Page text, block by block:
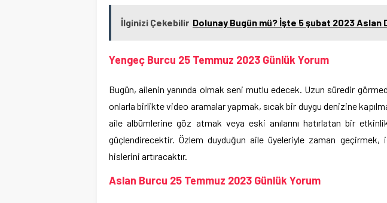
İlginizi Çekebilir Dolunay Bugün mü? İşte 5 şubat 2023 Aslan
Yengeç Burcu 25 Temmuz 2023 Günlük Yorum
Bugün, ailenin yanında olmak seni mutlu edecek. Uzun süredir
onlarla birlikte video aramalar yapmak, sıcak bir duygu denizine
aile albümlerine göz atmak veya eski anılarını hatırlatan bir
güçlendirecektir. Özlem duyduğun aile üyeleriyle zaman
hislerini artıracaktır.
Aslan Burcu 25 Temmuz 2023 Günlük Yorum